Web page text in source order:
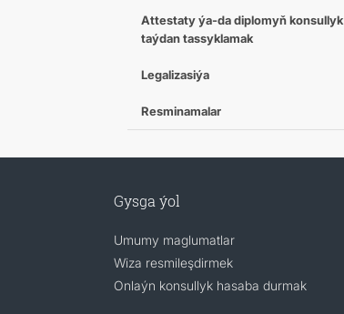
Attestaty ýa-da diplomyň konsullyk
taýdan tassyklamak
Legalizasiýa
Resminamalar
Gysga ýol
Umumy maglumatlar
Wiza resmileşdirmek
Onlaýn konsullyk hasaba durmak